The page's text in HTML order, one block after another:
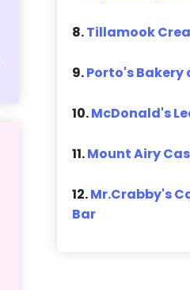
8.Tillamook
9.Porto's Bakery
10.McDonald's
11.Mount Airy
12.Mr.Crabby's
Bar